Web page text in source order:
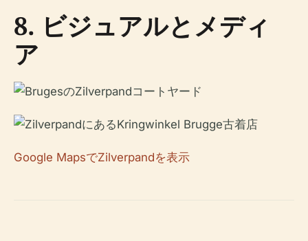
8. ビジュアルとメディ
ア
Google MapsでZilverpandを表示